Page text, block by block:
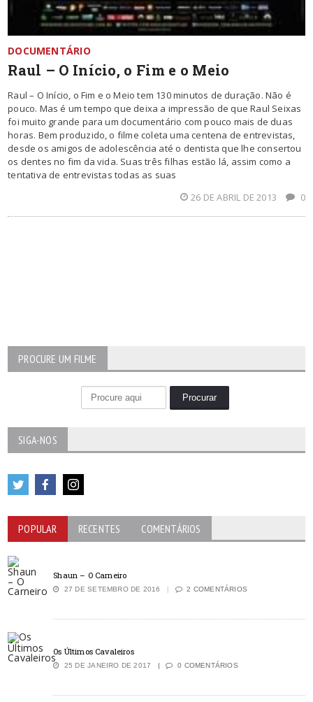
DOCUMENTÁRIO
Raul – O Início, o Fim e o Meio
Raul – O Início, o Fim e o Meio tem 130 minutos de duração. Não é
pouco. Mas é um tempo que deixa a impressão de que Raul Seixas
foi muito grande para um documentário com pouco mais de duas
horas. Bem produzido, o filme coleta uma centena de entrevistas,
desde os amigos de adolescência até o dentista que lhe consertou
os dentes no fim da vida. Suas três filhas estão lá, assim como a
tentativa de entrevistas todas as suas
26 DE ABRIL DE 2013
0
PROCURE UM FILME
SIGA-NOS
POPULAR RECENTES COMENTÁRIOS
Shaun – O Carneiro
27 DE SETEMBRO DE 2016 2 COMENTÁRIOS
Os Últimos Cavaleiros
25 DE JANEIRO DE 2017 0 COMENTÁRIOS